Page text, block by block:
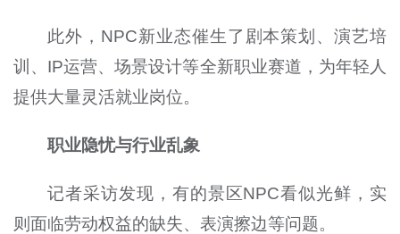
此外，NPC新业态催生了剧本策划、演艺培
训、IP运营、场景设计等全新职业赛道，为年轻人
提供大量灵活就业岗位。
职业隐忧与行业乱象
记者采访发现，有的景区NPC看似光鲜，实
则面临劳动权益的缺失、表演擦边等问题。